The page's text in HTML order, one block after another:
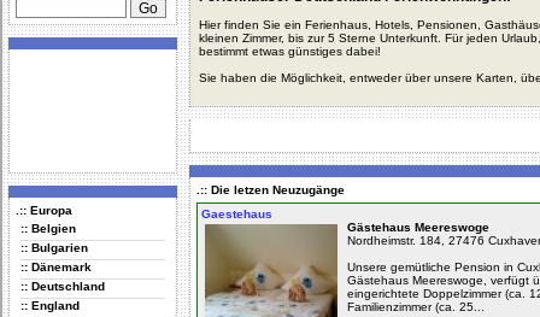
.:: Europa
:: Belgien
:: Bulgarien
:: Dänemark
:: Deutschland
:: England
Hier finden Sie ein Ferienhaus, Hotels, Pensionen,
kleinen Zimmer, bis zur 5 Sterne Unterkunft. Für jeden
bestimmt etwas günstiges dabei!
Sie haben die Möglichkeit, entweder über unsere Karten,
.:: Die letzen Neuzugänge
Gaestehaus
Gästehaus Meereswoge
Nordheimstr. 184, 27476
Unsere gemütliche Pension in
Gästehaus Meereswoge, verfügt
eingerichtete Doppelzimmer (ca.
Familienzimmer (ca. 25...